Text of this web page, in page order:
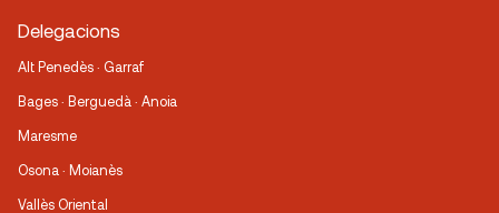
Delegacions
Alt Penedès · Garraf
Bages · Berguedà · Anoia
Maresme
Osona · Moianès
Vallès Oriental